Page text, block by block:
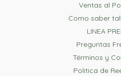
Ventas al
Como saber
LINEA
Preguntas
Términos y
Politica de